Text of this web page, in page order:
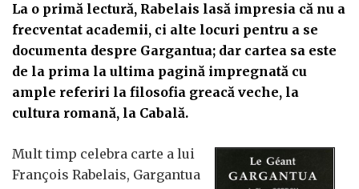
La o primă lectură, Rabelais lasă impresia că nu a
frecventat academii, ci alte locuri pentru a se
documenta despre Gargantua; dar cartea sa este
de la prima la ultima pagină impregnată cu
ample referiri la filosofia greacă veche, la
cultura romană, la Cabală.
Mult timp celebra carte a lui
François Rabelais, Gargantua